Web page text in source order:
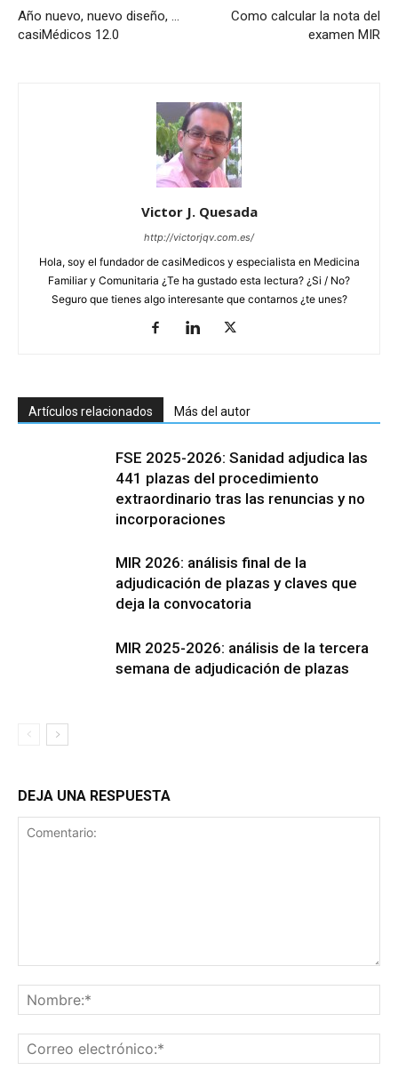
Año nuevo, nuevo diseño, …
casiMédicos 12.0
Como calcular la nota del
examen MIR
Victor J. Quesada
http://victorjqv.com.es/
Hola, soy el fundador de casiMedicos y especialista en Medicina
Familiar y Comunitaria ¿Te ha gustado esta lectura? ¿Si / No?
Seguro que tienes algo interesante que contarnos ¿te unes?
Artículos relacionados Más del autor
FSE 2025-2026: Sanidad adjudica las
441 plazas del procedimiento
extraordinario tras las renuncias y no
incorporaciones
MIR 2026: análisis final de la
adjudicación de plazas y claves que
deja la convocatoria
MIR 2025-2026: análisis de la tercera
semana de adjudicación de plazas
DEJA UNA RESPUESTA